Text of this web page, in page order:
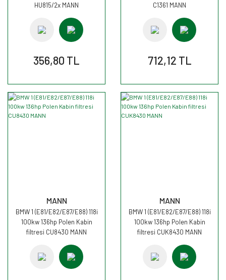
HU815/2x MANN
356,80 TL
C1361 MANN
712,12 TL
MANN
BMW 1 (E81/E82/E87/E88) 118i
100kw 136hp Polen Kabin
filtresi CU8430 MANN
MANN
BMW 1 (E81/E82/E87/E88) 118i
100kw 136hp Polen Kabin
filtresi CUK8430 MANN